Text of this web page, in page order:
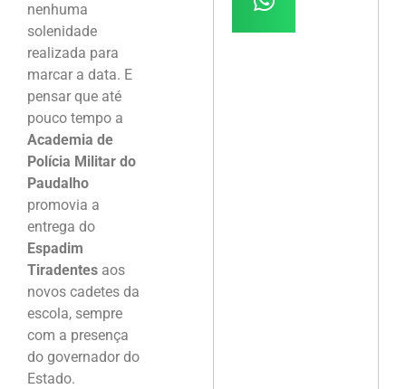
nenhuma
solenidade
realizada para
marcar a data. E
pensar que até
pouco tempo a
Academia de
Polícia Militar do
Paudalho
promovia a
entrega do
Espadim
Tiradentes aos
novos cadetes da
escola, sempre
com a presença
do governador do
Estado.